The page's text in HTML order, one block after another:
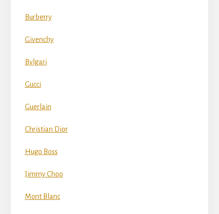
Burberry
Givenchy
Bvlgari
Gucci
Guerlain
Christian Dior
Hugo Boss
Jimmy Choo
Mont Blanc